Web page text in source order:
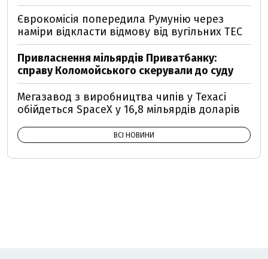
Єврокомісія попередила Румунію через
наміри відкласти відмову від вугільних ТЕС
Привласнення мільярдів Приватбанку:
справу Коломойського скерували до суду
Мегазавод з виробництва чипів у Техасі
обійдеться SpaceX у 16,8 мільярдів доларів
ВСІ НОВИНИ